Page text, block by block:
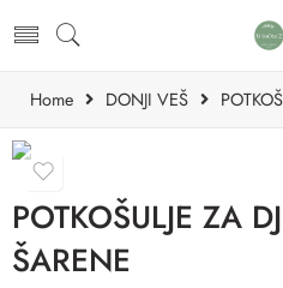
Home DONJI VEŠ
POTKOŠULJE ZA
ŠARENE